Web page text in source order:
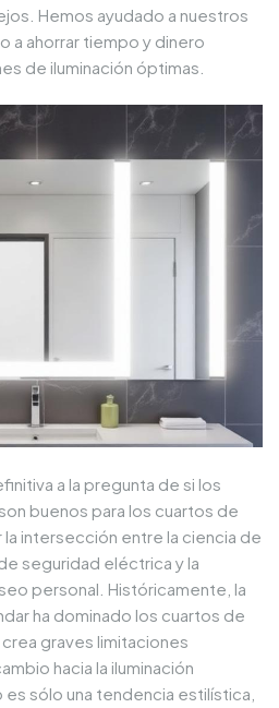
Hemos ayudado a nuestros
a ahorrar tiempo y dinero
de iluminación óptimas.
a la pregunta de si los
buenos para los cuartos de
intersección entre la ciencia de
seguridad eléctrica y la
personal. Históricamente, la
ha dominado los cuartos de
graves limitaciones
hacia la iluminación
sólo una tendencia estilística,